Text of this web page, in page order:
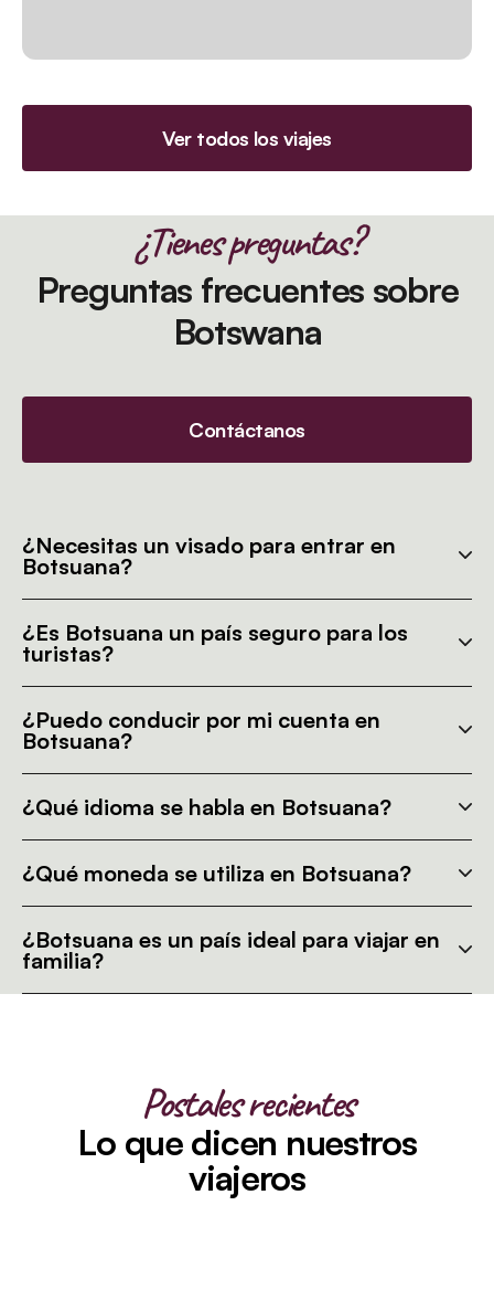
Ver todos los viajes
¿Tienes preguntas?
Preguntas frecuentes sobre
Botswana
Contáctanos
¿Necesitas un visado para entrar en
Botsuana?
¿Es Botsuana un país seguro para los
turistas?
¿Puedo conducir por mi cuenta en
Botsuana?
¿Qué idioma se habla en Botsuana?
¿Qué moneda se utiliza en Botsuana?
¿Botsuana es un país ideal para viajar en
familia?
Postales recientes
Lo que dicen nuestros
viajeros